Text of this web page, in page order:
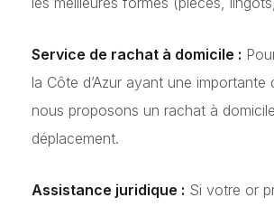
Service de rachat à domicile :
la Côte d’Azur ayant une importante
nous proposons un rachat à
déplacement.
Assistance juridique : Si votre or